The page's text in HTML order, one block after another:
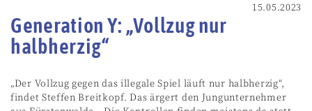
15.05.2023
Generation Y: „Vollzug nur
halbherzig“
„Der Vollzug gegen das illegale Spiel läuft nur halbherzig“,
findet Steffen Breitkopf. Das ärgert den Jungunternehmer